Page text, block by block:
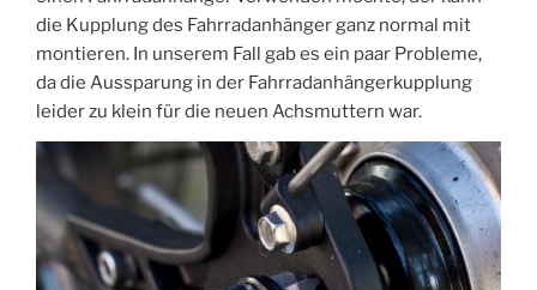
die Kupplung des Fahrradanhänger ganz normal mit
montieren. In unserem Fall gab es ein paar Probleme,
da die Aussparung in der Fahrradanhängerkupplung
leider zu klein für die neuen Achsmuttern war.